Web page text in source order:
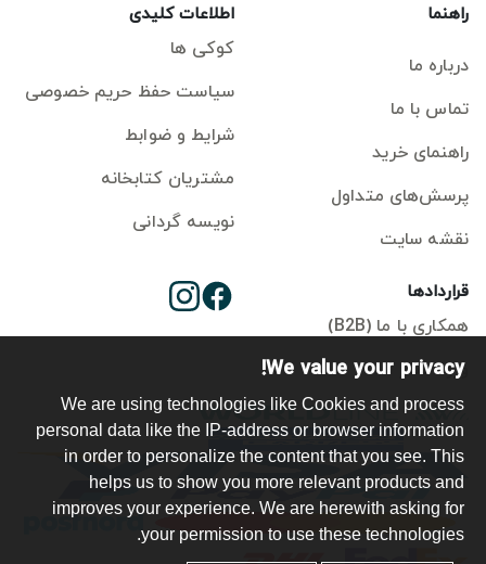
راهنما
درباره ما
تماس با ما
راهنمای خرید
پرسش‌های متداول
نقشه سایت
اطلاعات کلیدی
کوکی ها
سیاست حفظ حریم خصوصی
شرایط و ضوابط
مشتریان کتابخانه
نویسه گردانی
قراردادها
همکاری با ما (B2B)
ورود ناشر
We value your privacy!
We are using technologies like Cookies and process
personal data like the IP-address or browser information
in order to personalize the content that you see. This
helps us to show you more relevant products and
improves your experience. We are herewith asking for
your permission to use these technologies.